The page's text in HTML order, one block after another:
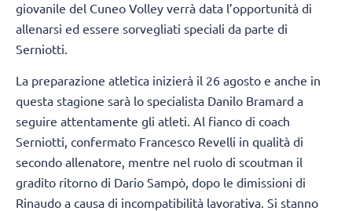
giovanile del Cuneo Volley verrà data l’opportunità di
allenarsi ed essere sorvegliati speciali da parte di
Serniotti.
La preparazione atletica inizierà il 26 agosto e anche in
questa stagione sarà lo specialista Danilo Bramard a
seguire attentamente gli atleti. Al fianco di coach
Serniotti, confermato Francesco Revelli in qualità di
secondo allenatore, mentre nel ruolo di scoutman il
gradito ritorno di Dario Sampò, dopo le dimissioni di
Rinaudo a causa di incompatibilità lavorativa. Si stanno